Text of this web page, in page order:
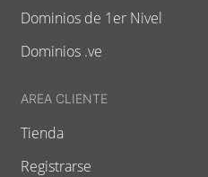
Dominios de 1er Nivel
Dominios .ve
AREA CLIENTE
Tienda
Registrarse